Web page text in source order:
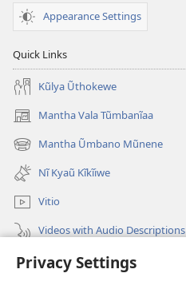
Privacy Settings
Appearance Settings
Quick Links
Kũlya Ũthokewe
Mantha Vala Tũmbanĩaa
(opens
new
window)
Mantha Ũmbano Mũnene
(opens
new
window)
Nĩ Kyaũ Kĩkĩiwe
Vitio
Videos with Audio Descriptions
Mantha